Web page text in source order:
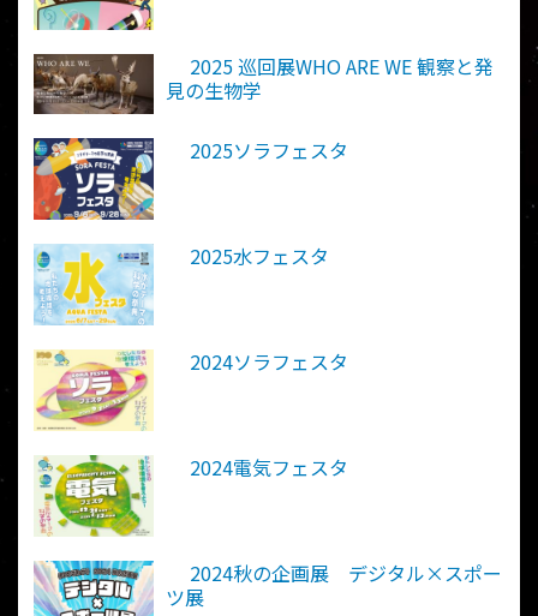
2025 巡回展WHO ARE WE 観察と発
見の生物学
2025ソラフェスタ
2025水フェスタ
2024ソラフェスタ
2024電気フェスタ
2024秋の企画展 デジタル×スポー
ツ展